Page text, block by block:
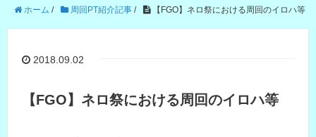
ホーム / 周回PT紹介記事 / 【FGO】ネロ祭における周回のイロハ等
2018.09.02
【FGO】ネロ祭における周回のイロハ等